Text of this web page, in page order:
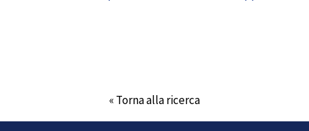
« Torna alla ricerca